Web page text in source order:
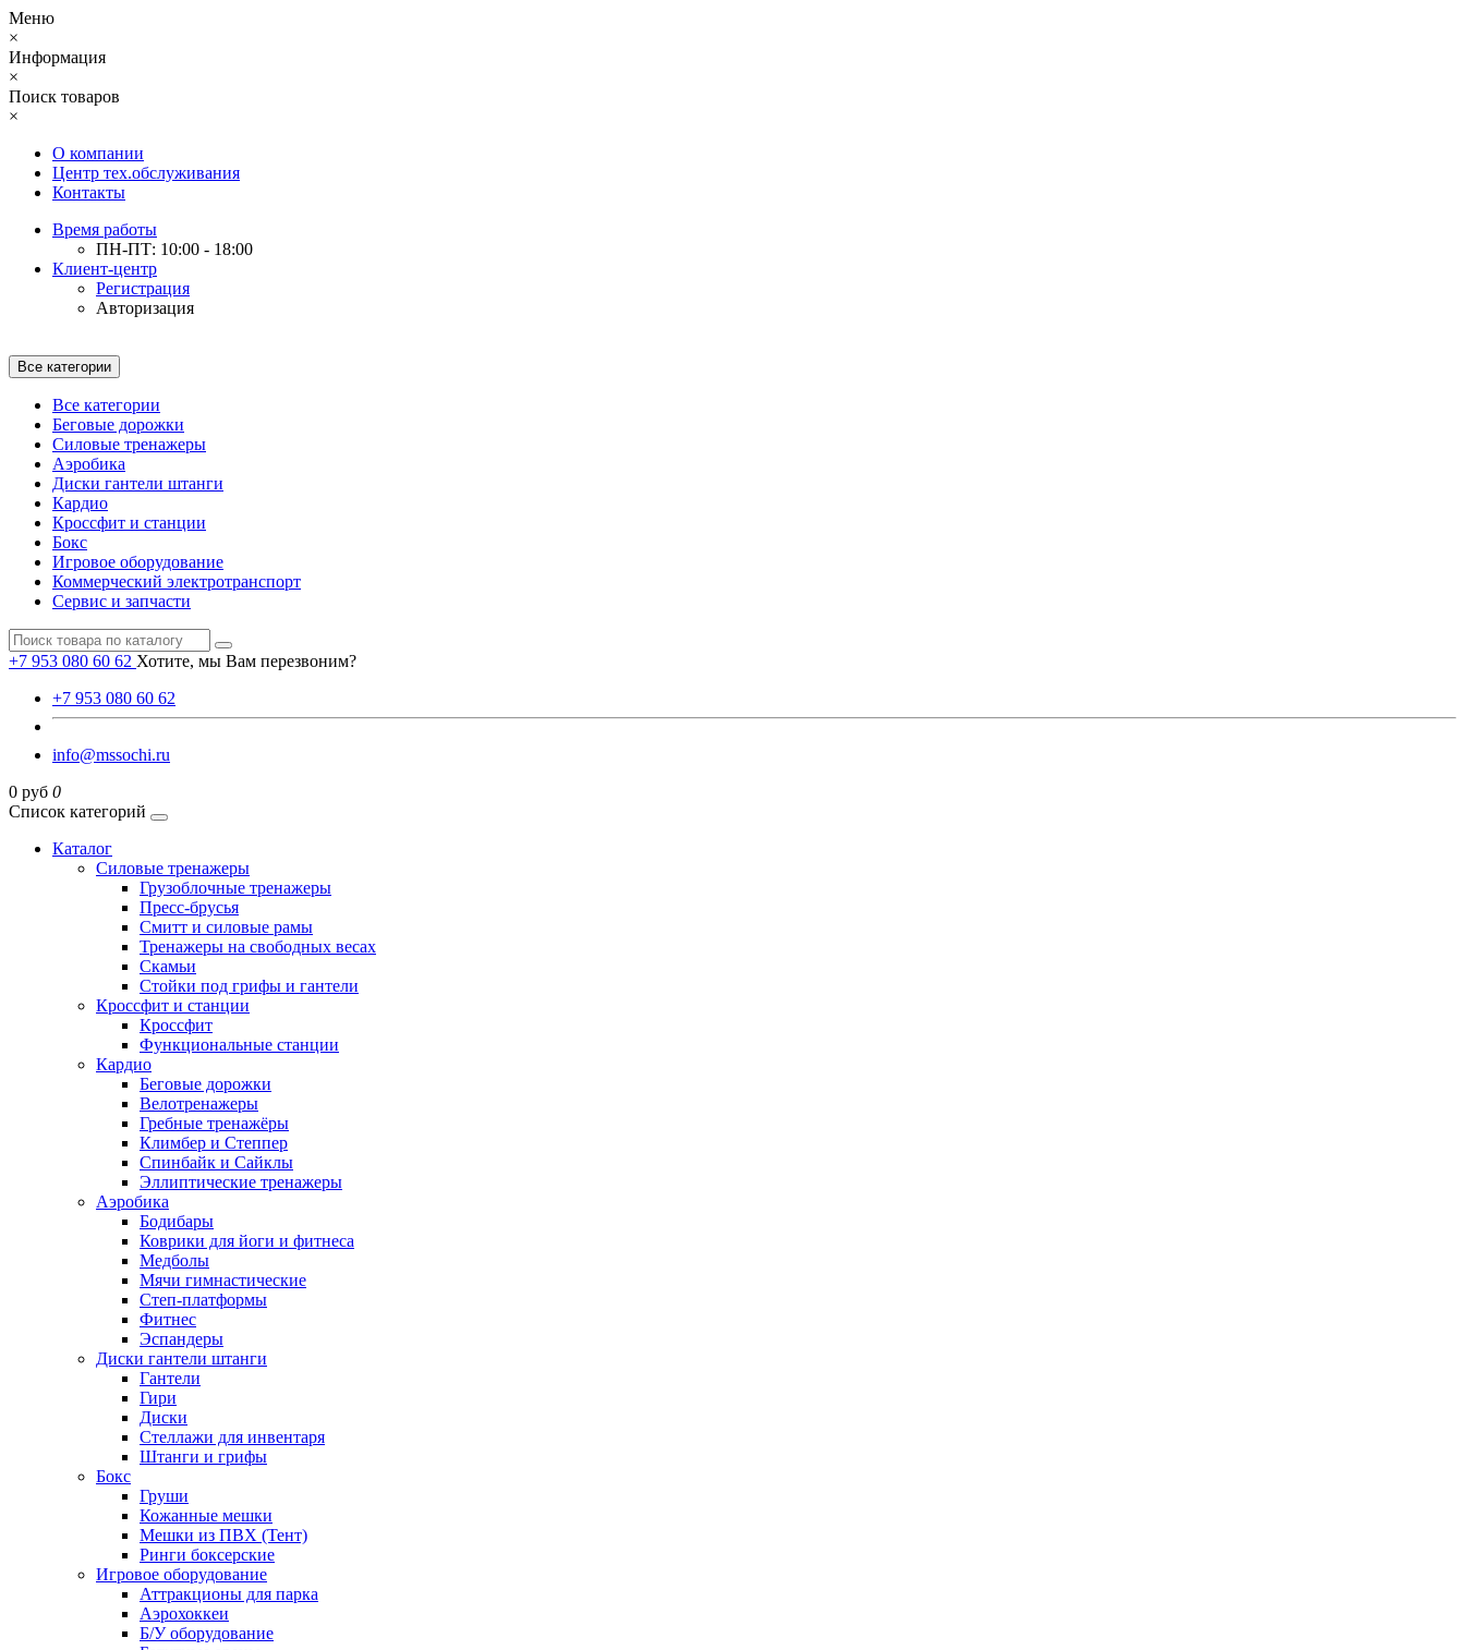
Меню
×
Информация
×
Поиск товаров
×
О компании
Центр тех.обслуживания
Контакты
Время работы
ПН-ПТ: 10:00 - 18:00
Клиент-центр
Регистрация
Авторизация
Все категории
Все категории
Беговые дорожки
Силовые тренажеры
Аэробика
Диски гантели штанги
Кардио
Кроссфит и станции
Бокс
Игровое оборудование
Коммерческий электротранспорт
Сервис и запчасти
+7 953 080 60 62 Хотите, мы Вам перезвоним?
+7 953 080 60 62
info@mssochi.ru
0 руб 0
Список категорий
Каталог
Силовые тренажеры
Грузоблочные тренажеры
Пресс-брусья
Смитт и силовые рамы
Тренажеры на свободных весах
Скамьи
Стойки под грифы и гантели
Кроссфит и станции
Кроссфит
Функциональные станции
Кардио
Беговые дорожки
Велотренажеры
Гребные тренажёры
Климбер и Степпер
Спинбайк и Сайклы
Эллиптические тренажеры
Аэробика
Бодибары
Коврики для йоги и фитнеса
Медболы
Мячи гимнастические
Степ-платформы
Фитнес
Эспандеры
Диски гантели штанги
Гантели
Гири
Диски
Стеллажи для инвентаря
Штанги и грифы
Бокс
Груши
Кожанные мешки
Мешки из ПВХ (Тент)
Ринги боксерские
Игровое оборудование
Аттракционы для парка
Аэрохоккеи
Б/У оборудование